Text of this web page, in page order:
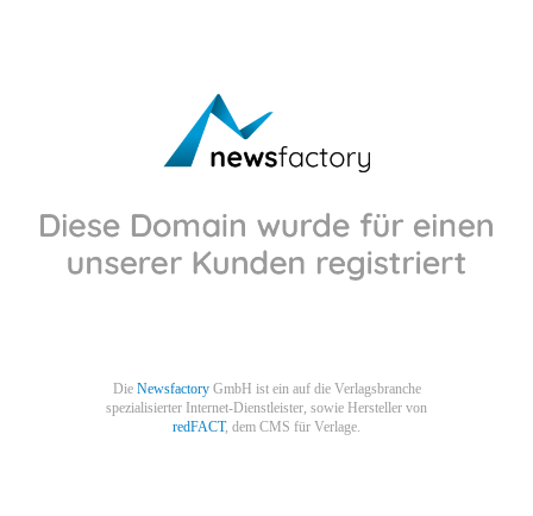
Die NewsfactoryGmbH ist ein auf die Verlagsbranche
spezialisierter Internet-Dienstleister, sowie Hersteller von
redFACT, dem CMS für Verlage.